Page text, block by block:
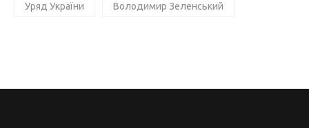
Уряд України Володимир Зеленський